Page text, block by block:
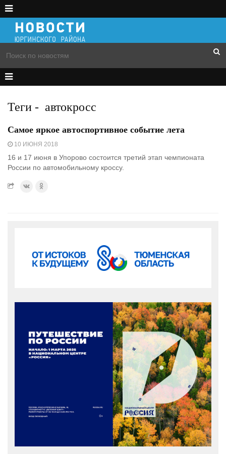
Теги - автокросс
Самое яркое автоспортивное событие лета
10 ИЮНЯ 2018
16 и 17 июня в Упорово состоится третий этап чемпионата
России по автомобильному кроссу.